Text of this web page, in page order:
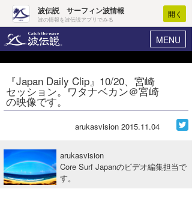
波伝説 サーフィン波情報
波の情報を波伝説アプリでみる
開く
MENU
ヘルプ マイホーム
ログイン
WAVE HUNTER波予想ツール
気象情報
『Japan Daily Clip』10/20、宮崎
セッション。ワタナベカン＠宮崎
の映像です。
arukasvision 2015.11.04
arukasvision
Core Surf Japanのビデオ編集担当で
す。
Core Surf Japan
コンテスト
ファッション/グッズ
アート＆エンタメ
コラム